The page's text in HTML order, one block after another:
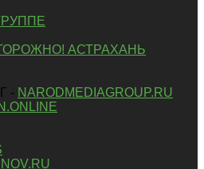
АСТРАХАНЬ
- NARODMEDIAGROUP.RU